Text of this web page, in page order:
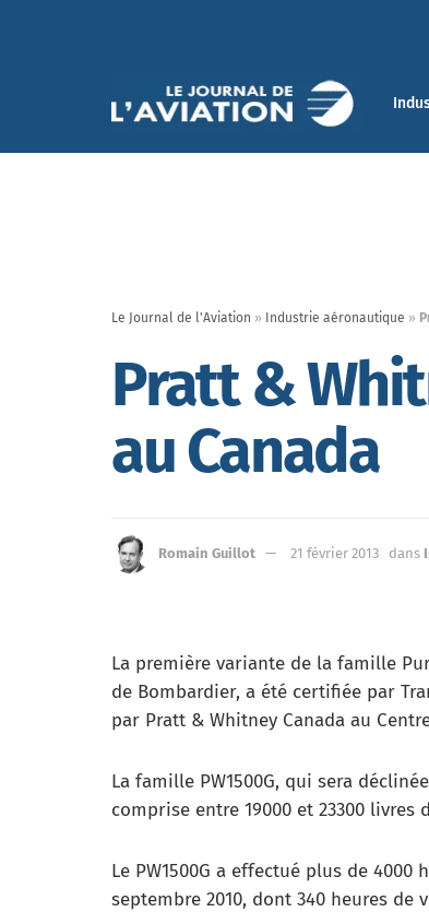
Le Journal de l'Aviation » Industrie aéronautique »
Pratt &
au Canada
Romain Guillot 21 février 2013 dans
La première variante de la famille
de Bombardier, a été certifiée par
par Pratt & Whitney Canada au
La famille PW1500G, qui sera
comprise entre 19000 et 23300 livres
Le PW1500G a effectué plus de
septembre 2010, dont 340 heures de